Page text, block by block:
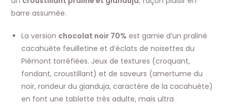
barre assumée.
La version chocolat noir 70% est garnie d’un praliné
cacahuète feuilletine et d’éclats de noisettes du
Piémont torréfiées. Jeux de textures (croquant,
fondant, croustillant) et de saveurs (amertume du
noir, rondeur du gianduja, caractère de la cacahuète)
en font une tablette très adulte, mais ultra